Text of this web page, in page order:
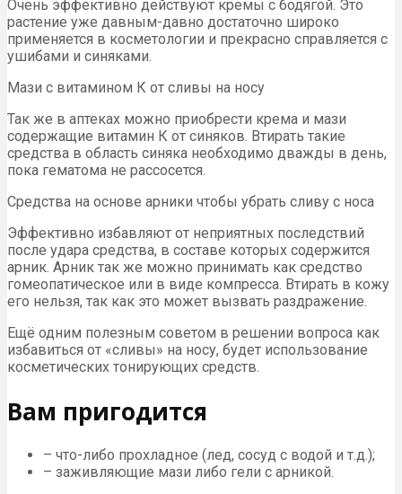
Очень эффективно действуют кремы с бодягой. Это
растение уже давным-давно достаточно широко
применяется в косметологии и прекрасно справляется с
ушибами и синяками.
Мази с витамином К от сливы на носу
Так же в аптеках можно приобрести крема и мази
содержащие витамин К от синяков. Втирать такие
средства в область синяка необходимо дважды в день,
пока гематома не рассосется.
Средства на основе арники чтобы убрать сливу с носа
Эффективно избавляют от неприятных последствий
после удара средства, в составе которых содержится
арник. Арник так же можно принимать как средство
гомеопатическое или в виде компресса. Втирать в кожу
его нельзя, так как это может вызвать раздражение.
Ещё одним полезным советом в решении вопроса как
избавиться от «сливы» на носу, будет использование
косметических тонирующих средств.
Вам пригодится
– что-либо прохладное (лед, сосуд с водой и т.д.);
– заживляющие мази либо гели с арникой.